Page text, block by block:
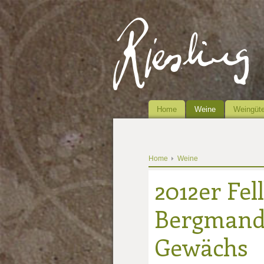
Home Weine
Home Weine
2012er
Gewächs